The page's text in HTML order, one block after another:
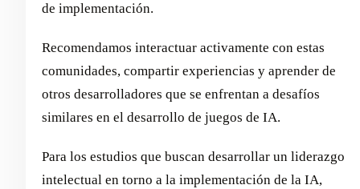
de implementación.
Recomendamos interactuar activamente con estas
comunidades, compartir experiencias y aprender de
otros desarrolladores que se enfrentan a desafíos
similares en el desarrollo de juegos de IA.
Para los estudios que buscan desarrollar un liderazgo
intelectual en torno a la implementación de la IA,